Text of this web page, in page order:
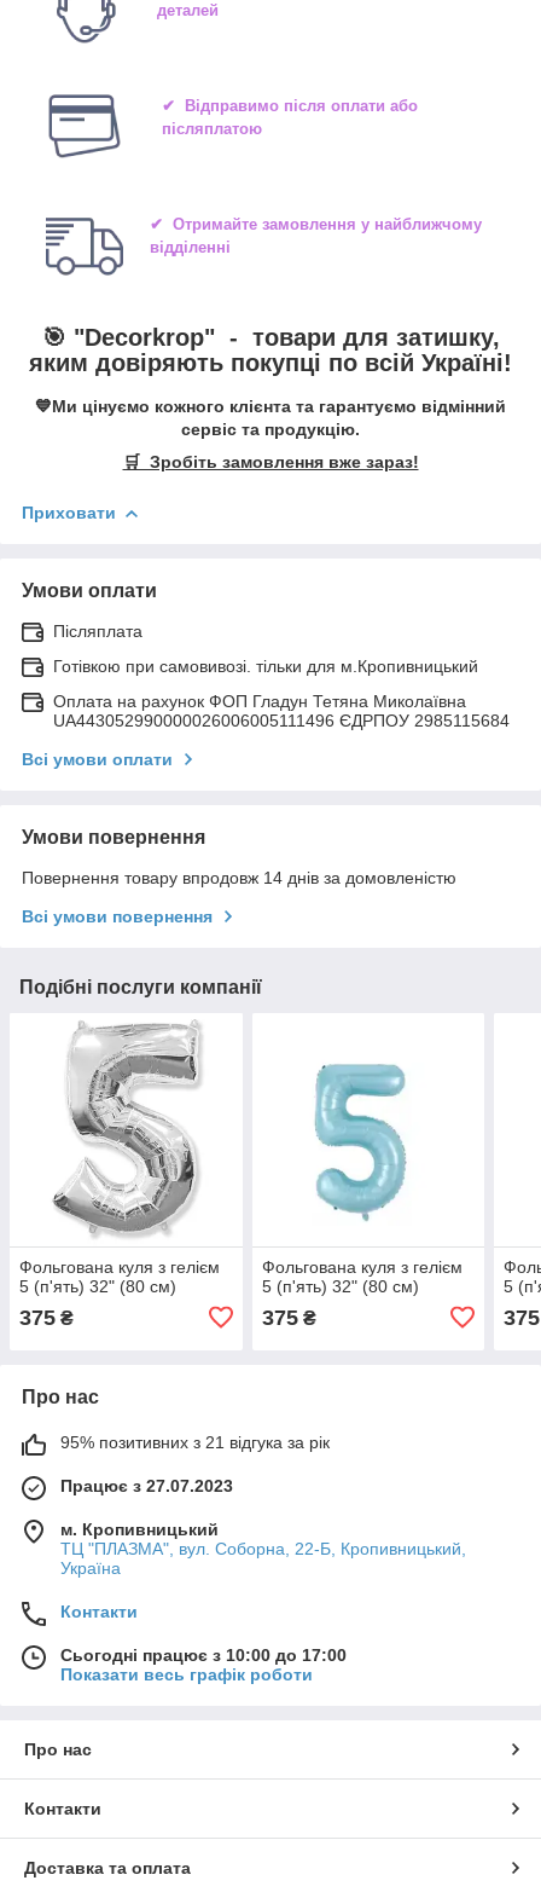
деталей
✔ Відправимо після оплати або
післяплатою
✔ Отримайте замовлення у найближчому
відділенні
🎯 "Decorkrop" - товари для затишку,
яким довіряють покупці по всій Україні!
💙Ми цінуємо кожного клієнта та гарантуємо відмінний
сервіс та продукцію.
🛒 Зробіть замовлення вже зараз!
Приховати
Умови оплати
Післяплата
Готівкою при самовивозі. тільки для м.Кропивницький
Оплата на рахунок ФОП Гладун Тетяна Миколаївна
UA443052990000026006005111496 ЄДРПОУ 2985115684
Всі умови оплати
Умови повернення
Повернення товару впродовж 14 днів за домовленістю
Всі умови повернення
Подібні послуги компанії
Фольгована куля з гелієм
5 (п'ять) 32" (80 см)
375 ₴
Фольгована куля з гелієм
5 (п'ять) 32" (80 см)
375₴
5
375
Про нас
95% позитивних з 21 відгука за рік
Працює з 27.07.2023
м. Кропивницький
ТЦ "ПЛАЗМА", вул. Соборна, 22-Б, Кропивницький,
Україна
Контакти
Сьогодні працює з 10:00 до 17:00
Показати весь графік роботи
Про нас
Контакти
Доставка та оплата